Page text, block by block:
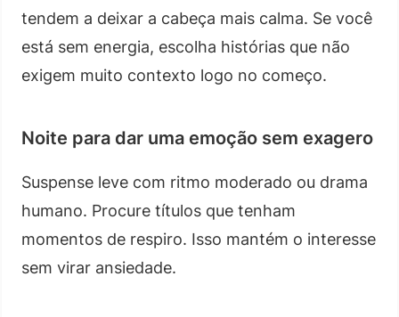
tendem a deixar a cabeça mais calma. Se você
está sem energia, escolha histórias que não
exigem muito contexto logo no começo.
Noite para dar uma emoção sem exagero
Suspense leve com ritmo moderado ou drama
humano. Procure títulos que tenham
momentos de respiro. Isso mantém o interesse
sem virar ansiedade.